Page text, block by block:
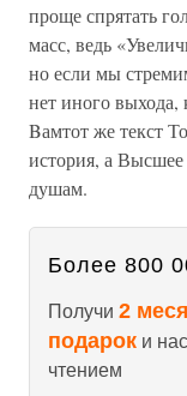
проще спрятать
масс, ведь
но если мы
нет иного выхода,
Bамтот же текст
история, а
душам.
Более 800
Получи 2
подарок и
чтением